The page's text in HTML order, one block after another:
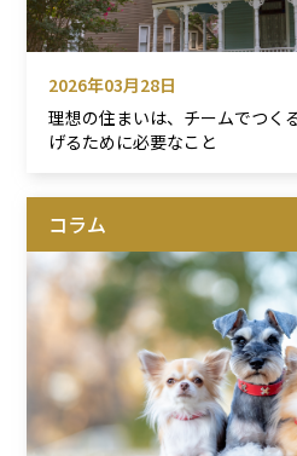
2026年03月28日
理想の住まいは、チームでつく
げるために必要なこと
コラム